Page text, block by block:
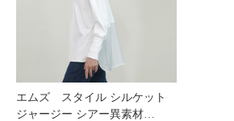
エムズ スタイル シルケット
ジャージー シアー異素材…